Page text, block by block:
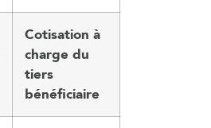
Cotisation à
charge du
tiers
bénéficiaire